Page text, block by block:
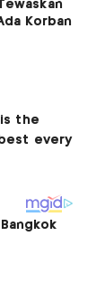
Korban